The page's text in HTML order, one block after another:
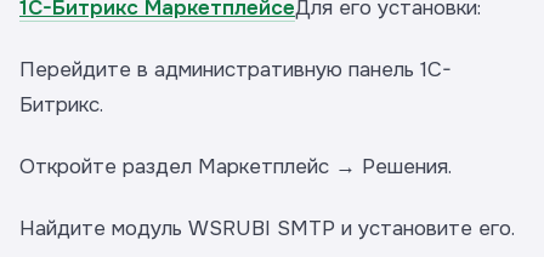
1C-Битрикс МаркетплейсеДля его установки:
Перейдите в административную панель 1C-
Битрикс.
Откройте раздел Маркетплейс → Решения.
Найдите модуль WSRUBI SMTP и установите его.